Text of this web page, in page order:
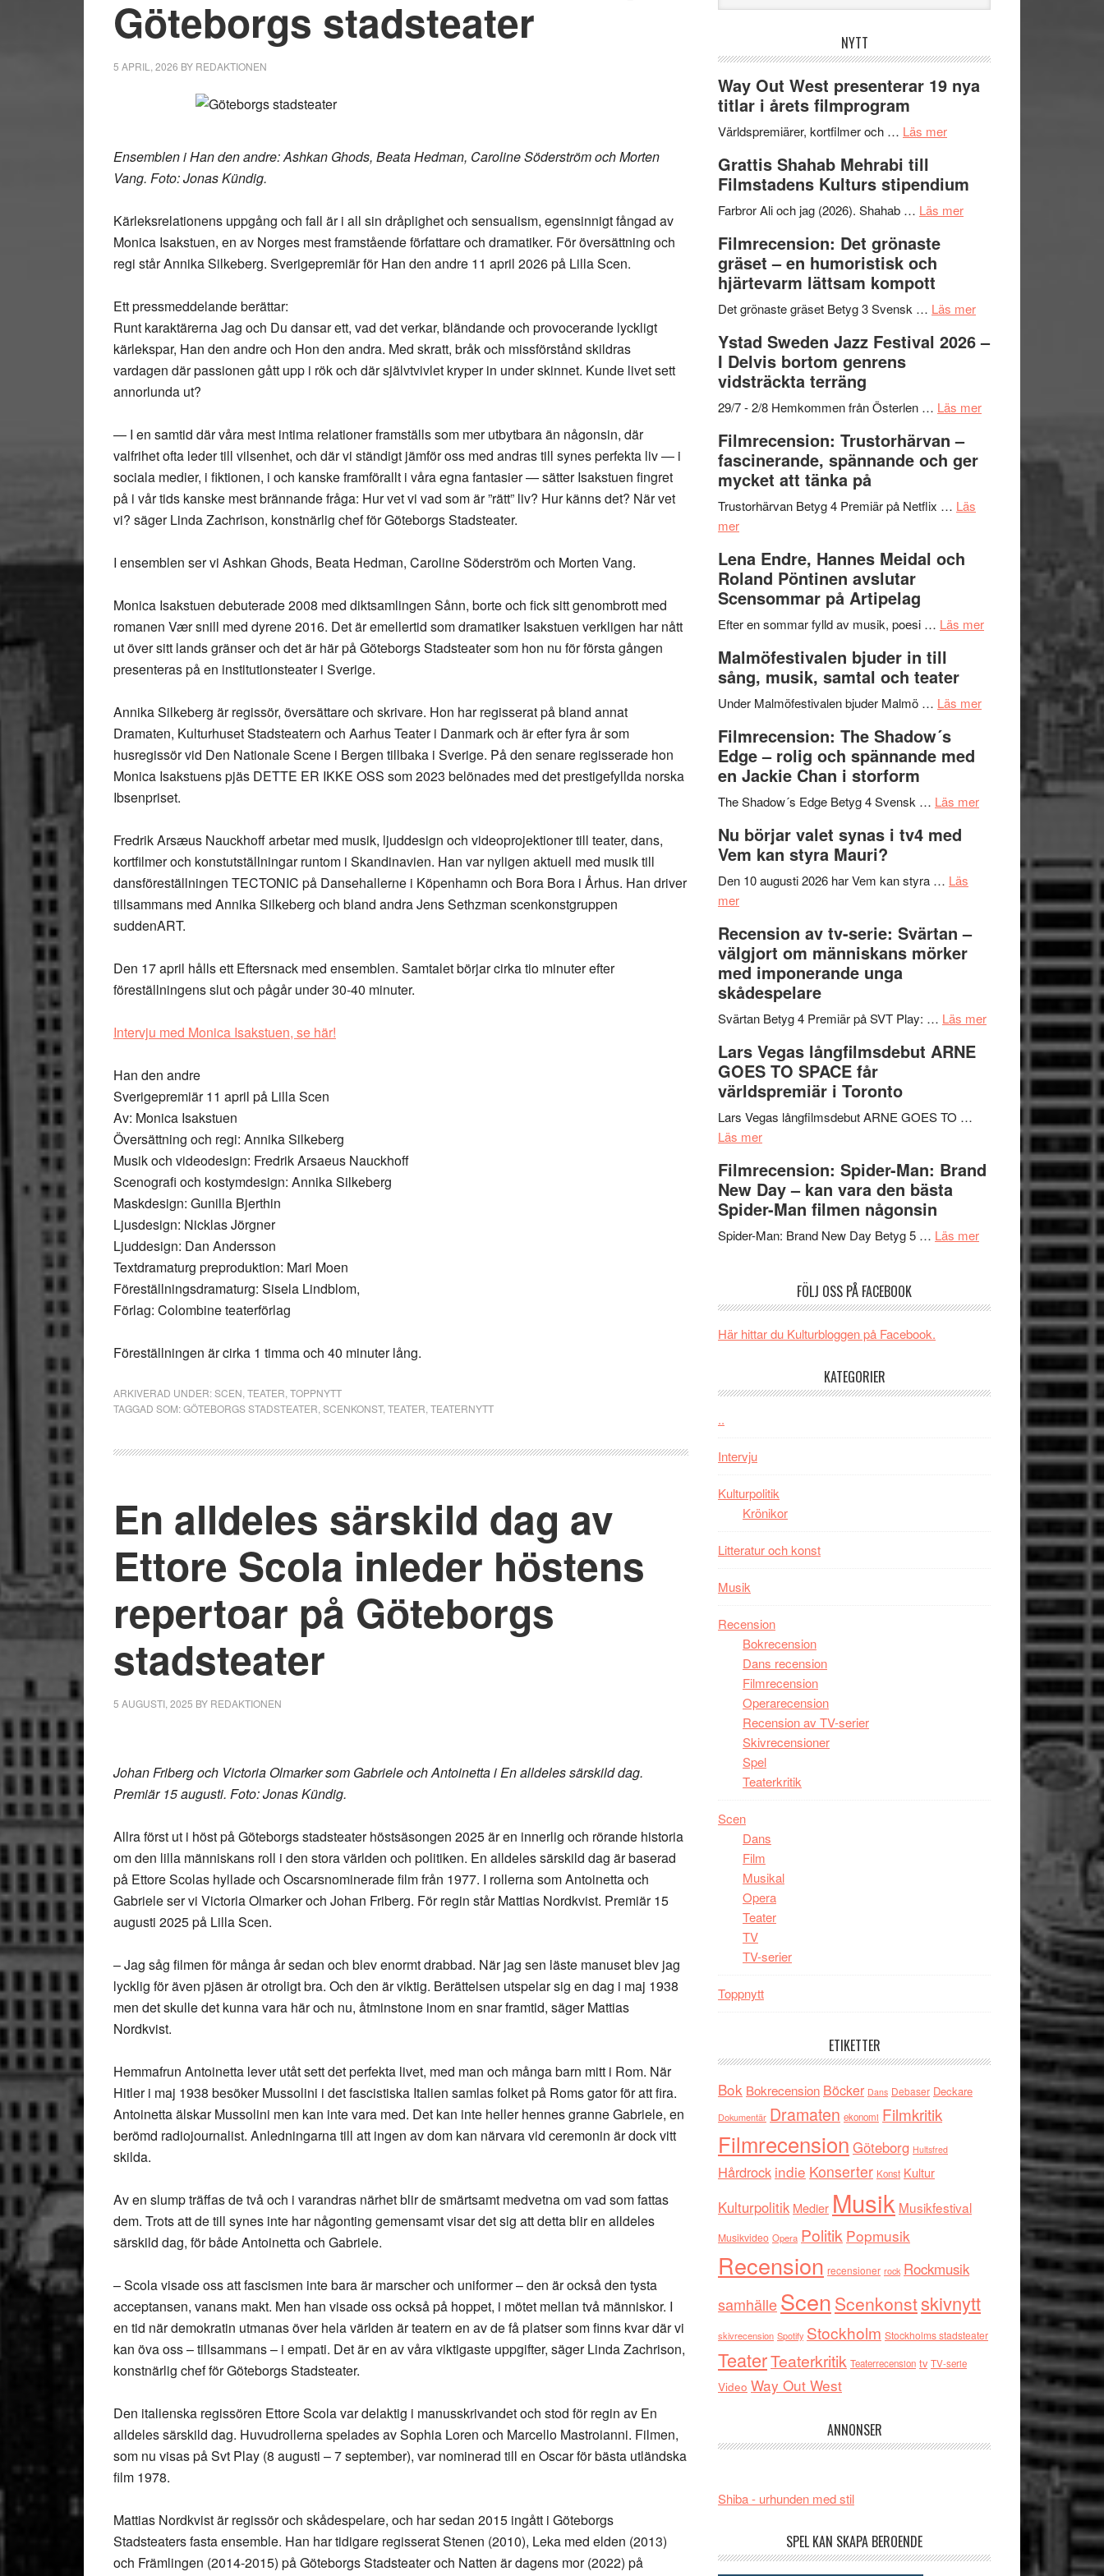
Göteborgs stadsteater
5 APRIL, 2026 BY REDAKTIONEN
Ensemblen i Han den andre: Ashkan Ghods, Beata Hedman, Caroline Söderström och Morten
Vang. Foto: Jonas Kündig.
Kärleksrelationens uppgång och fall är i all sin dråplighet och sensualism, egensinnigt fångad av
Monica Isakstuen, en av Norges mest framstående författare och dramatiker. För översättning och
regi står Annika Silkeberg. Sverigepremiär för Han den andre 11 april 2026 på Lilla Scen.
Ett pressmeddelande berättar:
Runt karaktärerna Jag och Du dansar ett, vad det verkar, bländande och provocerande lyckligt
kärlekspar, Han den andre och Hon den andra. Med skratt, bråk och missförstånd skildras
vardagen där passionen gått upp i rök och där självtvivlet kryper in under skinnet. Kunde livet sett
annorlunda ut?
— I en samtid där våra mest intima relationer framställs som mer utbytbara än någonsin, där
valfrihet ofta leder till vilsenhet, och där vi ständigt jämför oss med andras till synes perfekta liv — i
sociala medier, i fiktionen, i och kanske framförallt i våra egna fantasier — sätter Isakstuen fingret
på i vår tids kanske mest brännande fråga: Hur vet vi vad som är ”rätt” liv? Hur känns det? När vet
vi? säger Linda Zachrison, konstnärlig chef för Göteborgs Stadsteater.
I ensemblen ser vi Ashkan Ghods, Beata Hedman, Caroline Söderström och Morten Vang.
Monica Isakstuen debuterade 2008 med diktsamlingen Sånn, borte och fick sitt genombrott med
romanen Vær snill med dyrene 2016. Det är emellertid som dramatiker Isakstuen verkligen har nått
ut över sitt lands gränser och det är här på Göteborgs Stadsteater som hon nu för första gången
presenteras på en institutionsteater i Sverige.
Annika Silkeberg är regissör, översättare och skrivare. Hon har regisserat på bland annat
Dramaten, Kulturhuset Stadsteatern och Aarhus Teater i Danmark och är efter fyra år som
husregissör vid Den Nationale Scene i Bergen tillbaka i Sverige. På den senare regisserade hon
Monica Isakstuens pjäs DETTE ER IKKE OSS som 2023 belönades med det prestigefyllda norska
Ibsenpriset.
Fredrik Arsæus Nauckhoff arbetar med musik, ljuddesign och videoprojektioner till teater, dans,
kortfilmer och konstutställningar runtom i Skandinavien. Han var nyligen aktuell med musik till
dansföreställningen TECTONIC på Dansehallerne i Köpenhamn och Bora Bora i Århus. Han driver
tillsammans med Annika Silkeberg och bland andra Jens Sethzman scenkonstgruppen
suddenART.
Den 17 april hålls ett Eftersnack med ensemblen. Samtalet börjar cirka tio minuter efter
föreställningens slut och pågår under 30-40 minuter.
Intervju med Monica Isakstuen, se här!
Han den andre
Sverigepremiär 11 april på Lilla Scen
Av: Monica Isakstuen
Översättning och regi: Annika Silkeberg
Musik och videodesign: Fredrik Arsaeus Nauckhoff
Scenografi och kostymdesign: Annika Silkeberg
Maskdesign: Gunilla Bjerthin
Ljusdesign: Nicklas Jörgner
Ljuddesign: Dan Andersson
Textdramaturg preproduktion: Mari Moen
Föreställningsdramaturg: Sisela Lindblom,
Förlag: Colombine teaterförlag
Föreställningen är cirka 1 timma och 40 minuter lång.
ARKIVERAD UNDER:SCEN TEATER TOPPNYTT
TAGGAD SOM:GÖTEBORGS STADSTEATER SCENKONST, TEATER TEATERNYTT
En alldeles särskild dag av
Ettore Scola inleder höstens
repertoar på Göteborgs
stadsteater
5 AUGUSTI, 2025 BY REDAKTIONEN
Johan Friberg och Victoria Olmarker som Gabriele och Antoinetta i En alldeles särskild dag.
Premiär 15 augusti. Foto: Jonas Kündig.
Allra först ut i höst på Göteborgs stadsteater höstsäsongen 2025 är en innerlig och rörande historia
om den lilla människans roll i den stora världen och politiken. En alldeles särskild dag är baserad
på Ettore Scolas hyllade och Oscarsnominerade film från 1977. I rollerna som Antoinetta och
Gabriele ser vi Victoria Olmarker och Johan Friberg. För regin står Mattias Nordkvist. Premiär 15
augusti 2025 på Lilla Scen.
– Jag såg filmen för många år sedan och blev enormt drabbad. När jag sen läste manuset blev jag
lycklig för även pjäsen är otroligt bra. Och den är viktig. Berättelsen utspelar sig en dag i maj 1938
men det skulle det kunna vara här och nu, åtminstone inom en snar framtid, säger Mattias
Nordkvist.
Hemmafrun Antoinetta lever utåt sett det perfekta livet, med man och många barn mitt i Rom. När
Hitler i maj 1938 besöker Mussolini i det fascistiska Italien samlas folket på Roms gator för att fira.
Antoinetta älskar Mussolini men kan inte vara med. Det kan inte heller hennes granne Gabriele, en
berömd radiojournalist. Anledningarna till att ingen av dom kan närvara vid ceremonin är dock vitt
skilda.
Av en slump träffas de två och i varandras närhet blir de smärtsamt medvetna om vad som fattas
dem. Trots att de till synes inte har någonting gemensamt visar det sig att detta blir en alldeles
särskild dag, för både Antoinetta och Gabriele.
– Scola visade oss att fascismen inte bara är marscher och uniformer – den är också den tysta
acceptansen, vanans makt. Men han visade oss också på hoppet, i mötet mellan två människor. I
en tid när demokratin utmanas över hela världen är teatern en av de få platser som finns kvar där vi
kan öva oss – tillsammans – i empati. Det är en av våra viktigaste uppgifter, säger Linda Zachrison,
konstnärlig chef för Göteborgs Stadsteater.
Den italienska regissören Ettore Scola var delaktig i manusskrivandet och stod för regin av En
alldeles särskild dag. Huvudrollerna spelades av Sophia Loren och Marcello Mastroianni. Filmen,
som nu visas på Svt Play (8 augusti – 7 september), var nominerad till en Oscar för bästa utländska
film 1978.
Mattias Nordkvist är regissör och skådespelare, och har sedan 2015 ingått i Göteborgs
Stadsteaters fasta ensemble. Han har tidigare regisserat Stenen (2010), Leka med elden (2013)
och Främlingen (2014-2015) på Göteborgs Stadsteater och Natten är dagens mor (2022) på
webbplatsen
NYTT
Way Out West presenterar 19 nya
titlar i årets filmprogram
Världspremiärer, kortfilmer och … Läs merom
West
presenterar
årets
Grattis Shahab Mehrabi till
Filmstadens Kulturs stipendium
Farbror Ali och jag (2026). Shahab … Läs merom
Filmstadens
stipendium
Filmrecension: Det grönaste
gräset – en humoristisk och
hjärtevarm lättsam kompott
Det grönaste gräset Betyg 3 Svensk … Läs merom
Det
–
och
Ystad Sweden Jazz Festival 2026 –
I Delvis bortom genrens
vidsträckta terräng
29/7 - 2/8 Hemkommen från Österlen … Läs merom
vidsträckta
Filmrecension: Trustorhärvan –
fascinerande, spännande och ger
mycket att tänka på
Trustorhärvan Betyg 4 Premiär på Netflix … Läs
merom
Trustorhärvan
–
fascinerande,
spännande
ger
mycket
att
på
Lena Endre, Hannes Meidal och
Roland Pöntinen avslutar
Scensommar på Artipelag
Efter en sommar fylld av musik, poesi … Läs merom
Hannes
Pöntinen
Scensommar
Malmöfestivalen bjuder in till
sång, musik, samtal och teater
Under Malmöfestivalen bjuder Malmö … Läs merom
Malmöfestivalen
Filmrecension: The Shadow´s
Edge – rolig och spännande med
en Jackie Chan i storform
The Shadow´s Edge Betyg 4 Svensk … Läs merom
Shadow
en
storform
Nu börjar valet synas i tv4 med
Vem kan styra Mauri?
Den 10 augusti 2026 har Vem kan styra … Läs
merom
börjar
valet
synas
i
tv4
Vem
kan
styra
Mauri?
Recension av tv-serie: Svärtan –
välgjort om människans mörker
med imponerande unga
skådespelare
Svärtan Betyg 4 Premiär på SVT Play: … Läs merom
Recension
välgjort
människans
mörker
skådespelare
Lars Vegas långfilmsdebut ARNE
GOES TO SPACE får
världspremiär i Toronto
Lars Vegas långfilmsdebut ARNE GOES TO …
Läs merom
Vegas
långfilmsdebut
ARNE
GOES
världspremiär
i
Filmrecension: Spider-Man: Brand
New Day – kan vara den bästa
Spider-Man filmen någonsin
Spider-Man: Brand New Day Betyg 5 … Läs merom
Brand
kan
FÖLJ OSS PÅ FACEBOOK
Här hittar du Kulturbloggen på Facebook.
KATEGORIER
..
Intervju
Kulturpolitik
Krönikor
Litteratur och konst
Musik
Recension
Bokrecension
Dans recension
Filmrecension
Operarecension
Recension av TV-serier
Skivrecensioner
Spel
Teaterkritik
Scen
Dans
Film
Musikal
Opera
Teater
TV
TV-serier
Toppnytt
ETIKETTER
Bok Bokrecension Böcker Dans Debaser Deckare
Dokumentär Dramaten ekonomi Filmkritik
Filmrecension Göteborg Hultsfred
Hårdrock indie Konserter Konst Kultur
Kulturpolitik Medier Musik Musikfestival
Musikvideo Opera Politik Popmusik
Recension recensioner rock Rockmusik
samhälleScen Scenkonstskivnytt
skivrecension Spotify Stockholm Stockholms stadsteater
TeaterTeaterkritik Teaterrecension tv TV-serie
Video Way Out West
ANNONSER
Shiba - urhunden med stil
SPEL KAN SKAPA BEROENDE